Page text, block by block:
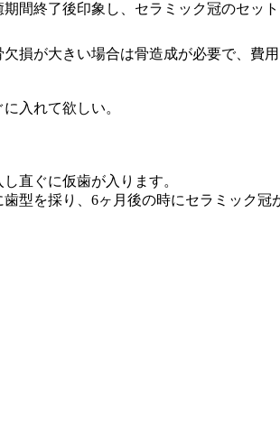
間終了後印象し、セラミック冠のセット
損が大きい場合は骨造成が必要で、費用
入れて欲しい。
直ぐに仮歯が入ります。
に歯型を採り、6ヶ月後の時にセラ